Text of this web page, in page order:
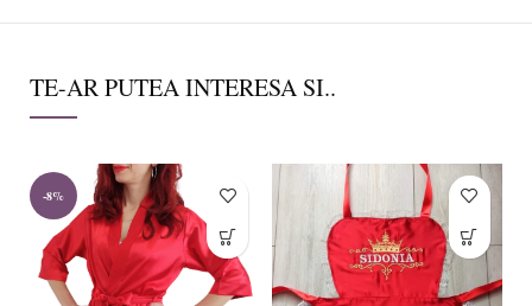
TE-AR PUTEA INTERESA SI..
-8%